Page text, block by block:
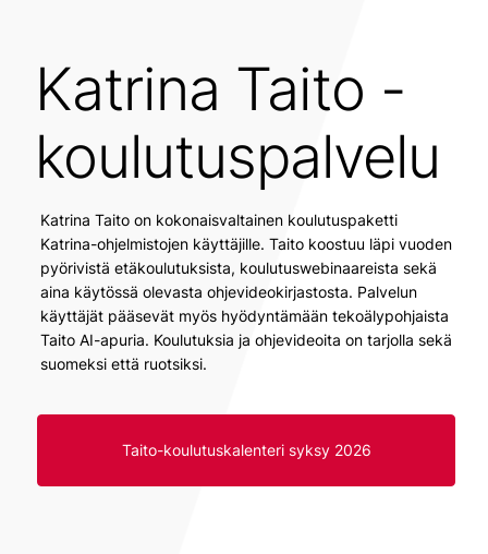
Katrina Taito -
koulutuspalvelu
Katrina Taito on kokonaisvaltainen koulutuspaketti
Katrina-ohjelmistojen käyttäjille. Taito koostuu läpi vuoden
pyörivistä etäkoulutuksista, koulutuswebinaareista sekä
aina käytössä olevasta ohjevideokirjastosta. Palvelun
käyttäjät pääsevät myös hyödyntämään tekoälypohjaista
Taito AI-apuria. Koulutuksia ja ohjevideoita on tarjolla sekä
suomeksi että ruotsiksi.
Taito-koulutuskalenteri syksy 2026